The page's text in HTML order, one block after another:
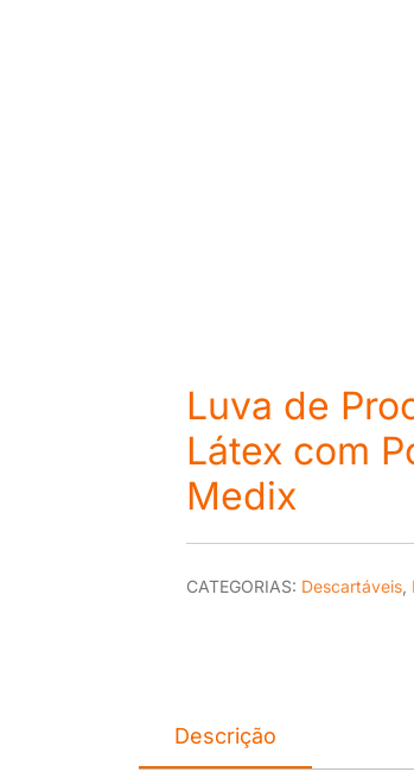
Luva de
Látex com
Medix
CATEGORIAS: Descartáveis
Descrição